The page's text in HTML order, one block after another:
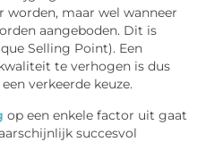
maar wel wanneer
aangeboden. Dit is
Selling Point). Een
te verhogen is dus
verkeerde keuze.
op een enkele factor uit gaat
succesvol